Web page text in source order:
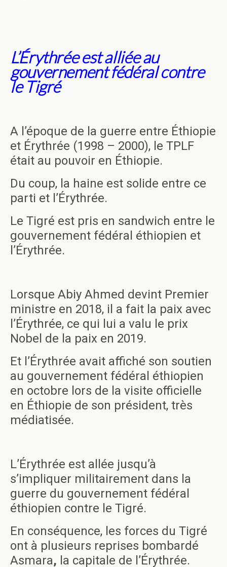
L’Érythrée est alliée au
gouvernement fédéral contre
le Tigré
A l’époque de la guerre entre Éthiopie
et Érythrée (1998 – 2000), le TPLF
était au pouvoir en Éthiopie.
Du coup, la haine est solide entre ce
parti et l’Érythrée.
Le Tigré est pris en sandwich entre le
gouvernement fédéral éthiopien et
l’Érythrée.
Lorsque Abiy Ahmed devint Premier
ministre en 2018, il a fait la paix avec
l’Érythrée, ce qui lui a valu le prix
Nobel de la paix en 2019.
Et l’Érythrée avait affiché son soutien
au gouvernement fédéral éthiopien
en octobre lors de la visite officielle
en Éthiopie de son président, très
médiatisée.
L’Érythrée est allée jusqu’à
s’impliquer militairement dans la
guerre du gouvernement fédéral
éthiopien contre le Tigré.
En conséquence, les forces du Tigré
ont à plusieurs reprises bombardé
Asmara, la capitale de l’Érythrée.